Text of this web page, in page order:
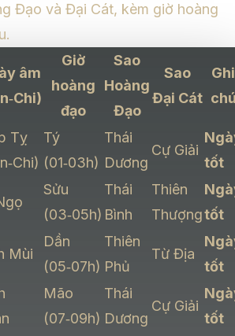
Đạo và Đại Cát, kèm giờ hoàng
âm
Giờ
hoàng
đạo
Sao
Hoàng
Đạo
Sao
Đại Cát
Ghi
Tỵ
Tý
(01‑03h)
Thái
Dương
Cự Giải
tốt
Sửu
(03‑05h)
Thái
Bình
Thiên
Thượngtốt
Mùi
Dần
(05‑07h)
Thiên
Phủ
Từ Địa
tốt
Mão
(07‑09h)
Thái
Dương
Cự Giải
tốt